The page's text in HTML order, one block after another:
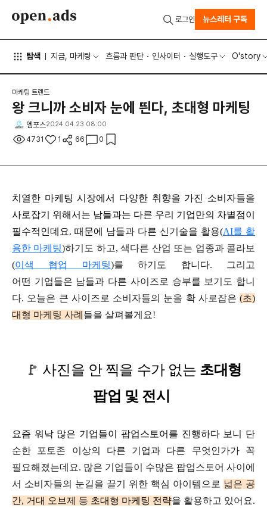
탐색 지금, 마케팅 흐름과 판단 인사이터 실행도구 O'story
로그인 뉴스레터 구독
마케팅 트렌드
왕 크니까 소비자 눈에 띈다, 초대형 마케팅
엠포스2024.04.23 08:00
4731 1 66 0
치열한 마케팅 시장에서 다양한 취향을 가진 소비자들을
사로잡기 위해서는 남들과는 다른 우리 기업만의 차별점이
필수적인데요. 때문에 남들과 다른 신기술을 활용(AI를 활
용한 마케팅)하기도 하고,색다른 산업 또는 업종과 콜라보
(이색 협업 마케팅)를 하기도 합니다.
그리고
어떤 기업들은 남들과 다른 사이즈로 승부를 보기도 합니
다. 오늘은 큰 사이즈로 소비자들의 눈을 확 사로잡은 (초)
대형 마케팅 사례 들을 살펴볼게요!
🚩 사진을 안 찍을 수가 없는 초대형
팝업 및 전시
요즘 워낙 많은 기업들이 팝업스토어를 진행하다 보니 단
순한 포토존 이상의 다른 기업과 다른 무엇인가가 꼭
필요해졌는데요. 많은 기업들이 수많은 팝업스토어 사이에
서 소비자들의 눈길을 끌기 위한 핵심 아이템으로 넓은 공
간, 거대 오브제 등 초대형 마케팅 전략을 활용하고 있어요.